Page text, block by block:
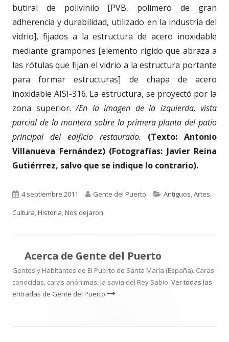
butiral de polivinilo [PVB, polímero de gran
adherencia y durabilidad, utilizado en la industria del
vidrio], fijados a la estructura de acero inoxidable
mediante grampones [elemento rígido que abraza a
las rótulas que fijan el vidrio a la estructura portante
para formar estructuras] de chapa de acero
inoxidable AISI-316. La estructura, se proyectó por la
zona superior./En la imagen de la izquierda, vista
parcial de la montera sobre la primera planta del patio
principal del edificio restaurado. (Texto: Antonio
Villanueva Fernández) (Fotografías: Javier Reina
Gutiérrrez, salvo que se indique lo contrario).
Publicado
el
4 septiembre 2011 Autor
Gente del Puerto Categorías
Antiguos,Artes,
Cultura,Historia,Nos dejaron
Acerca de Gente del Puerto
Gentes y Habitantes de El Puerto de Santa María (España). Caras
conocidas, caras anónimas, la savia del Rey Sabio. Ver todas las
entradas de Gente del Puerto